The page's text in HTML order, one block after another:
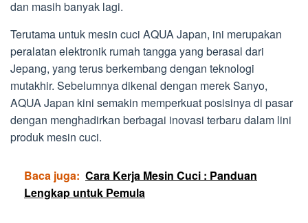
dan masih banyak lagi.
Terutama untuk mesin cuci AQUA Japan, ini merupakan
peralatan elektronik rumah tangga yang berasal dari
Jepang, yang terus berkembang dengan teknologi
mutakhir. Sebelumnya dikenal dengan merek Sanyo,
AQUA Japan kini semakin memperkuat posisinya di pasar
dengan menghadirkan berbagai inovasi terbaru dalam lini
produk mesin cuci.
Baca juga: Cara Kerja Mesin Cuci : Panduan
Lengkap untuk Pemula